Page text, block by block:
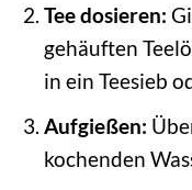
Tee dosieren:
gehäuften
in ein Teesieb
Aufgießen:
kochenden